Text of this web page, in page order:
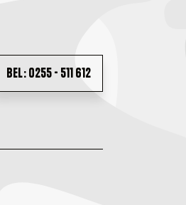
BEL: 0255 - 511 612